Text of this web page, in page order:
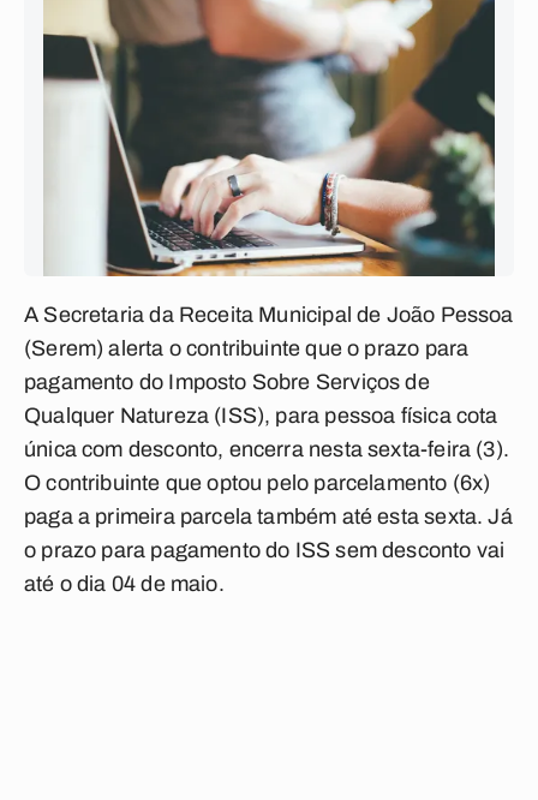
A Secretaria da Receita Municipal de João Pessoa
(Serem) alerta o contribuinte que o prazo para
pagamento do Imposto Sobre Serviços de
Qualquer Natureza (ISS), para pessoa física cota
única com desconto, encerra nesta sexta-feira (3).
O contribuinte que optou pelo parcelamento (6x)
paga a primeira parcela também até esta sexta. Já
o prazo para pagamento do ISS sem desconto vai
até o dia 04 de maio.